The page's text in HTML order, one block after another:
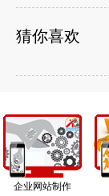
猜你喜欢
企业网站制作